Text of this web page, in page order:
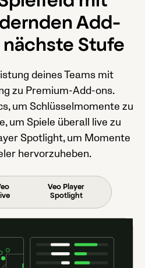
Add-
Stufe
deines Teams mit
zu Premium-Add-ons.
um Schlüsselmomente zu
um Spiele überall live zu
Spotlight, um Momente
hervorzuheben.
Veo Player
Spotlight